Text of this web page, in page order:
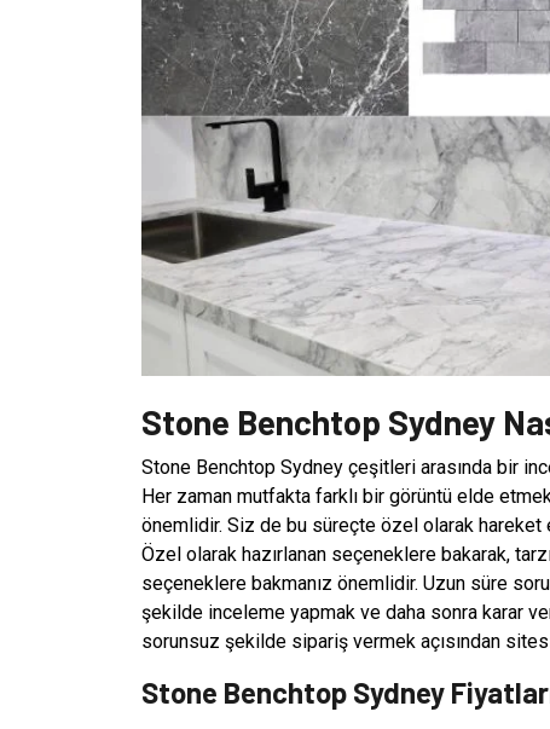
Stone Benchtop Sydney
Stone Benchtop Sydney çeşitleri arasında bir
Her zaman mutfakta farklı bir görüntü elde
önemlidir. Siz de bu süreçte özel olarak
Özel olarak hazırlanan seçeneklere bakarak,
seçeneklere bakmanız önemlidir. Uzun süre
şekilde inceleme yapmak ve daha sonra karar
sorunsuz şekilde sipariş vermek açısından
Stone Benchtop Sydney